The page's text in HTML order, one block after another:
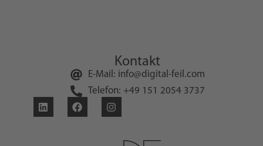
Kontakt
E-Mail: info@digital-feil.com
Telefon: +49 151 2054 3737